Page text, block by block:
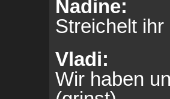
Nadine:
Streichelt
Vladi:
Wir haben